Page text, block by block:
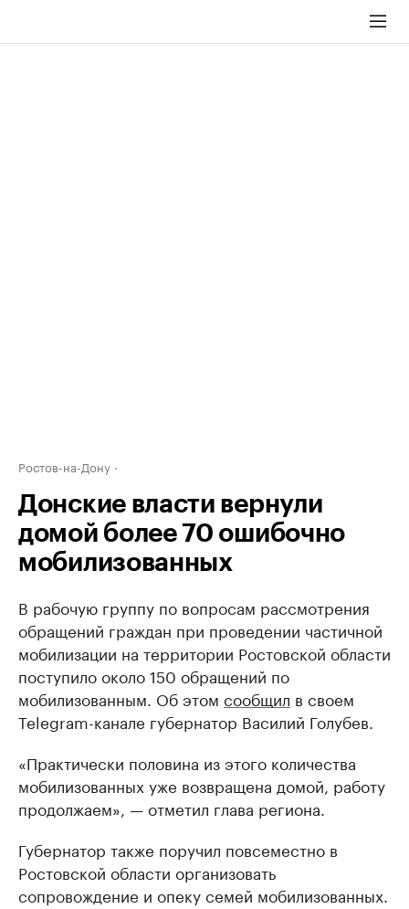
Ростов-на-Дону
Донские власти вернули
домой более 70 ошибочно
мобилизованных
В рабочую группу по вопросам рассмотрения
обращений граждан при проведении частичной
мобилизации на территории Ростовской области
поступило около 150 обращений по
мобилизованным. Об этом сообщил в своем
Telegram-канале губернатор Василий Голубев.
«Практически половина из этого количества
мобилизованных уже возвращена домой, работу
продолжаем», — отметил глава региона.
Губернатор также поручил повсеместно в
Ростовской области организовать
сопровождение и опеку семей мобилизованных.